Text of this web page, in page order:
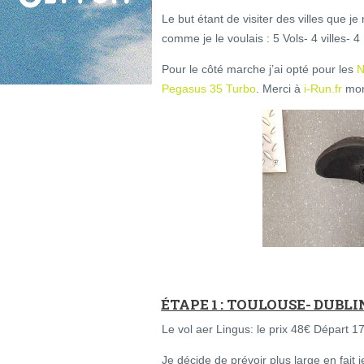
Le but étant de visiter des villes que je
comme je le voulais : 5 Vols- 4 villes-
Pour le côté marche j’ai opté pour les
Pegasus 35 Turbo . Merci à i-Run.fr
ÉTAPE 1 : TOULOUSE-
Le vol aer Lingus: le prix 48€ Départ
Je décide de prévoir plus large en fait